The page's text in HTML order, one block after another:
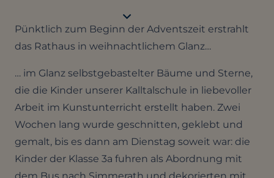
Pünktlich zum Beginn der Adventszeit erstrahlt
das Rathaus in weihnachtlichem Glanz…
… im Glanz selbstgebastelter Bäume und Sterne,
die die Kinder unserer Kalltalschule in liebevoller
Arbeit im Kunstunterricht erstellt haben. Zwei
Wochen lang wurde geschnitten, geklebt und
gemalt, bis es dann am Dienstag soweit war: die
Kinder der Klasse 3a fuhren als Abordnung mit